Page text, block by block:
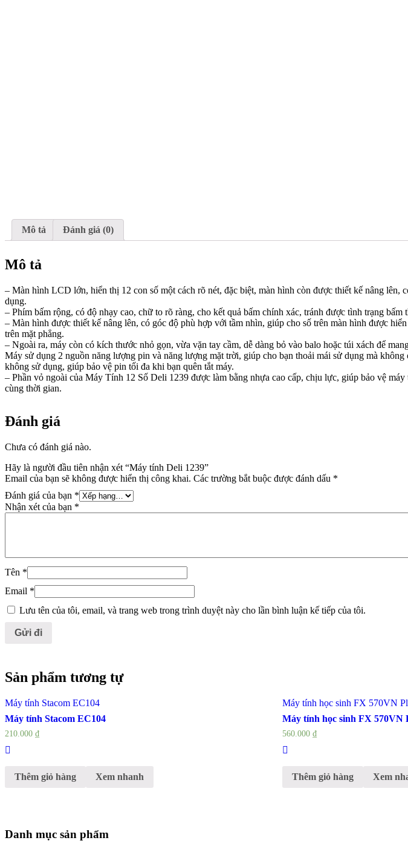
Mô tả
Đánh giá (0)
Mô tả
– Màn hình LCD lớn, hiển thị 12 con số một cách rõ nét, đặc biệt, màn hình còn được thiết kế nâng
dụng.
– Phím bấm rộng, có độ nhạy cao, chữ to rõ ràng, cho kết quả bấm chính xác, tránh được tình trạng
– Màn hình được thiết kế nâng lên, có góc độ phù hợp với tầm nhìn, giúp cho số trên màn hình được
trên mặt phẳng.
– Ngoài ra, máy còn có kích thước nhỏ gọn, vừa vặn tay cầm, dễ dàng bỏ vào balo hoặc túi xách để
Máy sử dụng 2 nguồn năng lượng pin và năng lượng mặt trời, giúp cho bạn thoải mái sử dụng mà
không sử dụng, giúp bảo vệ pin tối đa khi bạn quên tắt máy.
– Phần vỏ ngoài của Máy Tính 12 Số Deli 1239 được làm bằng nhựa cao cấp, chịu lực, giúp bảo vệ
cùng thời gian.
Đánh giá
Chưa có đánh giá nào.
Hãy là người đầu tiên nhận xét “Máy tính Deli 1239”
Email của bạn sẽ không được hiển thị công khai. Các trường bắt buộc được đánh dấu *
Đánh giá của bạn *
Nhận xét của bạn *
Tên *
Email *
Lưu tên của tôi, email, và trang web trong trình duyệt này cho lần bình luận kế tiếp của tôi.
Sản phẩm tương tự
Máy tính Stacom EC104
Máy tính Stacom EC104
210.000 ₫
Thêm giỏ hàng Xem nhanh
Máy tính học sinh FX 570VN
Máy tính học sinh FX 570VN
560.000 ₫
Thêm giỏ hàng Xem
Danh mục sản phẩm